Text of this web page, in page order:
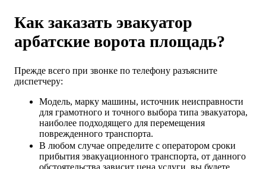
Как заказать эвакуатор
арбатские ворота площадь?
Прежде всего при звонке по телефону разъясните
диспетчеру:
Модель, марку машины, источник неисправности
для грамотного и точного выбора типа эвакуатора,
наиболее подходящего для перемещения
поврежденного транспорта.
В любом случае определите с оператором сроки
прибытия эвакуационного транспорта, от данного
обстоятельства зависит цена услуги, вы будете